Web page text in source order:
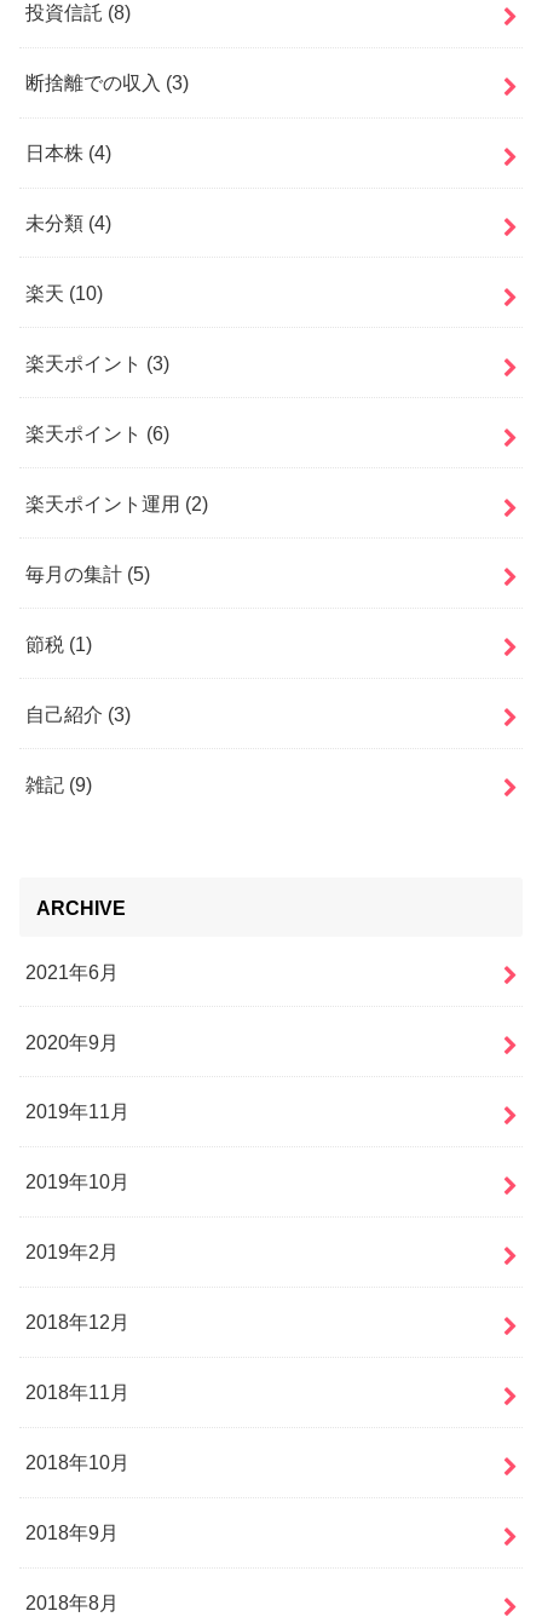
投資信託 (8)
断捨離での収入 (3)
日本株 (4)
未分類 (4)
楽天 (10)
楽天ポイント (3)
楽天ポイント (6)
楽天ポイント運用 (2)
毎月の集計 (5)
節税 (1)
自己紹介 (3)
雑記 (9)
ARCHIVE
2021年6月
2020年9月
2019年11月
2019年10月
2019年2月
2018年12月
2018年11月
2018年10月
2018年9月
2018年8月